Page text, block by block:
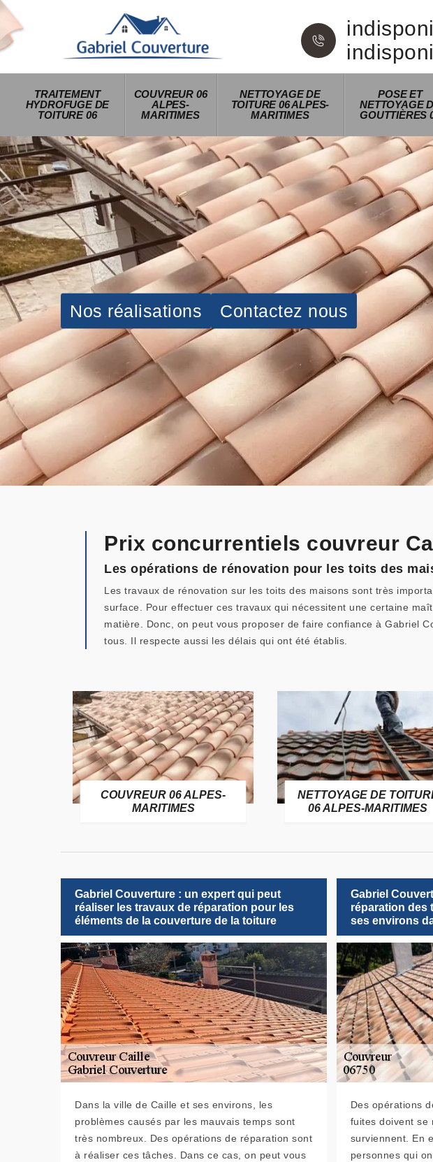
TRAITEMENT
HYDROFUGE DE
TOITURE 06
COUVREUR 06
ALPES-
MARITIMES
NETTOYAGE DE
TOITURE 06 ALPES-
MARITIMES
POSE ET
NETTOYAGE
GOUTTIÈRES
Nos réalisations Contactez nous
Prix concurrentiels couvreur
Les opérations de rénovation pour les toits des
Les travaux de rénovation sur les toits des maisons sont très
surface. Pour effectuer ces travaux qui nécessitent une certaine
matière. Donc, on peut vous proposer de faire confiance à Gabriel
tous. Il respecte aussi les délais qui ont été établis.
COUVREUR 06 ALPES-
MARITIMES
NETTOYAGE DE
06 ALPES-MARITIMES
Gabriel Couverture : un expert qui peut
réaliser les travaux de réparation pour les
éléments de la couverture de la toiture
Dans la ville de Caille et ses environs, les
problèmes causés par les mauvais temps sont
très nombreux. Des opérations de réparation sont
à réaliser ces tâches. Dans ce cas, on peut vous
Gabriel
réparation des
ses environs
Des opérations
fuites doivent se
surviennent. En
personnes qui